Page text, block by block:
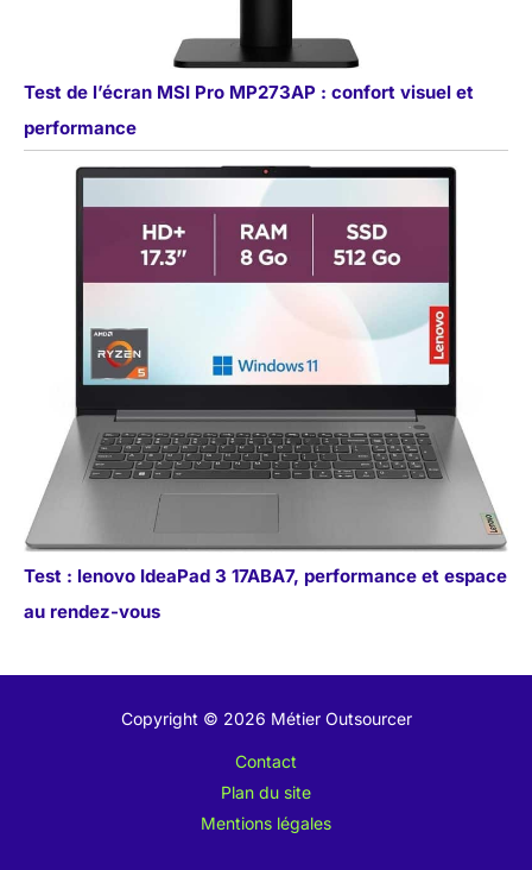
Test de l’écran MSI Pro MP273AP : confort visuel et
performance
Test : lenovo IdeaPad 3 17ABA7, performance et espace
au rendez-vous
Copyright © 2026 Métier Outsourcer
Contact
Plan du site
Mentions légales